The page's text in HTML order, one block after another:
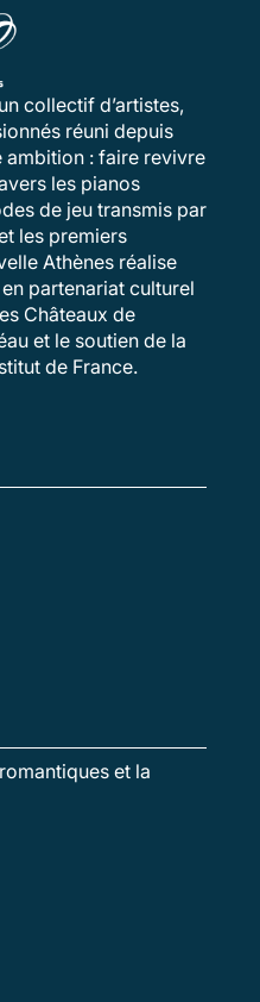
collectif d’artistes,
réuni depuis
ambition : faire revivre
les pianos
de jeu transmis par
les premiers
Athènes réalise
partenariat culturel
Châteaux de
et le soutien de la
de France.
et la